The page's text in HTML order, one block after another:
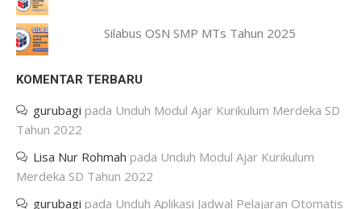
Silabus OSN SMP MTs Tahun 2025
KOMENTAR TERBARU
gurubagi pada Unduh Modul Ajar Kurikulum Merdeka SD
Tahun 2022
Lisa Nur Rohmah pada Unduh Modul Ajar Kurikulum
Merdeka SD Tahun 2022
gurubagi pada Unduh Aplikasi Jadwal Pelajaran Otomatis